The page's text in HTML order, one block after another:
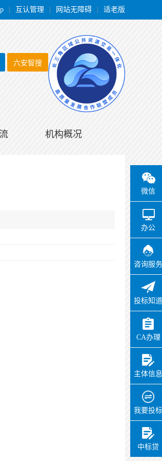
互认管理 网站无障碍 适老版
六安智搜
机构概况
微信
办公
咨询服务
投标知道
CA办理
主体信息
我要投标
中标贷